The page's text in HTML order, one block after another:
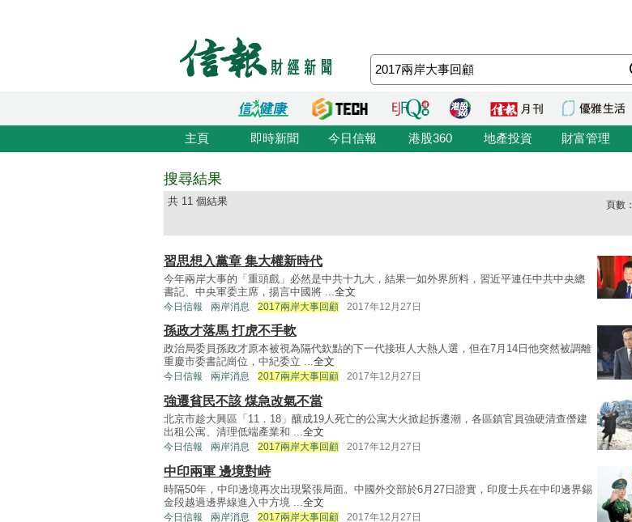
主頁 即時新聞 今日信報 港股360 地產投資 財富管理
搜尋結果
共 11 個結果 頁數：
習思想入黨章 集大權新時代
今年兩岸大事的「重頭戲」必然是中共十九大，結果一如外界所料，習近平連任中共中央總
書記、中央軍委主席，揚言中國將 ...全文
今日信報 兩岸消息 2017兩岸大事回顧 2017年12月27日
孫政才落馬 打虎不手軟
政治局委員孫政才原本被視為隔代欽點的下一代接班人大熱人選，但在7月14日他突然被調離
重慶市委書記崗位，中紀委立 ...全文
今日信報 兩岸消息 2017兩岸大事回顧 2017年12月27日
強遷貧民不該 煤急改氣不當
北京市趁大興區「11．18」釀成19人死亡的公寓大火掀起拆遷潮，各區鎮官員強硬清查僭建
出租公寓、清理低端產業和 ...全文
今日信報 兩岸消息 2017兩岸大事回顧 2017年12月27日
中印兩軍 邊境對峙
時隔50年，中印邊境再次出現緊張局面。中國外交部於6月27日證實，印度士兵在中印邊界錫
金段越過邊界線進入中方境 ...全文
今日信報 兩岸消息 2017兩岸大事回顧 2017年12月27日